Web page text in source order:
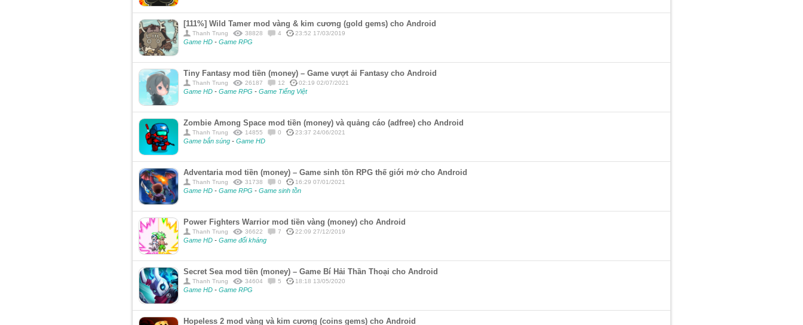
[111%] Wild Tamer mod vàng & kim cương (gold gems) cho Android
Thanh Trung 38828 4 23:52 17/03/2019
Game HD - Game RPG
Tiny Fantasy mod tiền (money) – Game vượt ải Fantasy cho Android
Thanh Trung 26187 12 02:19 02/07/2021
Game HD - Game RPG - Game Tiếng Việt
Zombie Among Space mod tiền (money) và quảng cáo (adfree) cho Android
Thanh Trung 14855 0 23:37 24/06/2021
Game bắn súng - Game HD
Adventaria mod tiền (money) – Game sinh tồn RPG thế giới mở cho Android
Thanh Trung 31738 0 16:29 07/01/2021
Game HD - Game RPG - Game sinh tồn
Power Fighters Warrior mod tiền vàng (money) cho Android
Thanh Trung 36622 7 22:09 27/12/2019
Game HD - Game đối kháng
Secret Sea mod tiền (money) – Game Bí Hải Thần Thoại cho Android
Thanh Trung 34604 5 18:18 13/05/2020
Game HD - Game RPG
Hopeless 2 mod vàng và kim cương (coins gems) cho Android